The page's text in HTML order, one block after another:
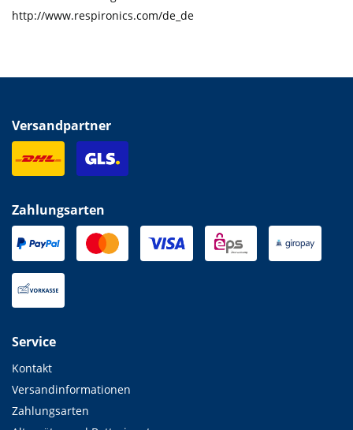
http://www.respironics.com/de_de
Versandpartner
Zahlungsarten
Service
Kontakt
Versandinformationen
Zahlungsarten